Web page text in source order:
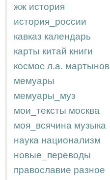
жж история
история_россии
кавказ календарь
карты китай книги
космос л.а. мартынов
мемуары
мемуары_муз
мои_тексты москва
моя_всячина музыка
наука национализм
новые_переводы
православие разное